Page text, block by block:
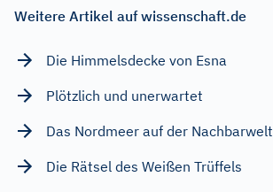
Weitere Artikel auf wissenschaft.de
Die Himmelsdecke von Esna
Plötzlich und unerwartet
Das Nordmeer auf der Nachbarwelt
Die Rätsel des Weißen Trüffels